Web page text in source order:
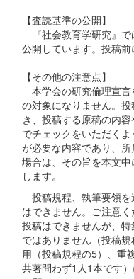
【査読基準の公開】
『社会教育学研究』で
公開しています。投稿前
【その他の注意点】
本学会の研究倫理宣
の対象になりません。
き、投稿する原稿の内
でチェックをいただく
が必要な内容であり、
場合は、その旨を本文
します。
投稿規程、執筆要領を
はできません。ご注意
投稿はできませんが、
ではありません（投稿
用（投稿規程の5）、重
共著問わず1人1本です